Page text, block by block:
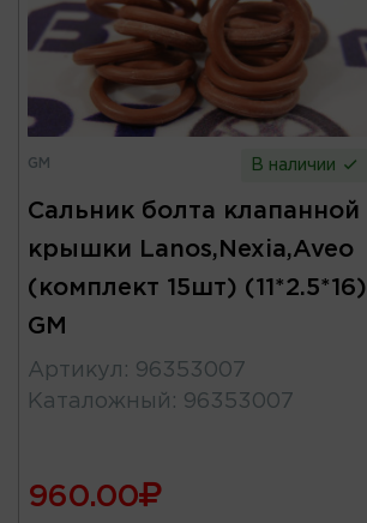
GM В наличии
Сальник болта клапанной
крышки Lanos,Nexia,Aveo
(комплект 15шт) (11*2.5*16)
GM
Артикул : 96353007
Каталожный : 96353007
960.00